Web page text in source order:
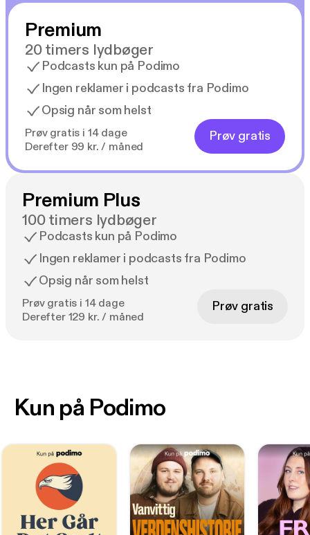
Premium
20 timers lydbøger
Podcasts kun på Podimo
Ingen reklamer i podcasts fra Podimo
Opsig når som helst
Prøv gratis i 14 dage
Derefter 99 kr. / måned
Prøv gratis
Premium Plus
100 timers lydbøger
Podcasts kun på Podimo
Ingen reklamer i podcasts fra Podimo
Opsig når som helst
Prøv gratis i 14 dage
Derefter 129 kr. / måned
Prøv gratis
Kun på Podimo